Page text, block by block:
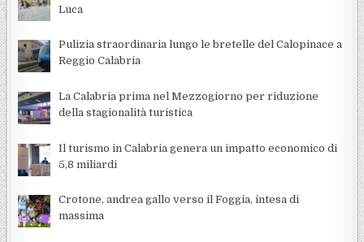
Luca
Pulizia straordinaria lungo le bretelle del Calopinace a
Reggio Calabria
La Calabria prima nel Mezzogiorno per riduzione
della stagionalità turistica
Il turismo in Calabria genera un impatto economico di
5,8 miliardi
Crotone, andrea gallo verso il Foggia, intesa di
massima